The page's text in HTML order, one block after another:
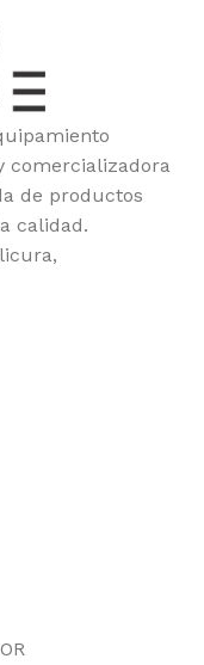
comercializadora
de productos
calidad.